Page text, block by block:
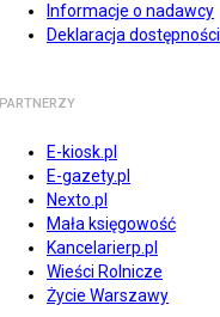
Informacje o nadawcy
Deklaracja dostępności
PARTNERZY
E-kiosk.pl
E-gazety.pl
Nexto.pl
Mała księgowość
Kancelarierp.pl
Wieści Rolnicze
Życie Warszawy